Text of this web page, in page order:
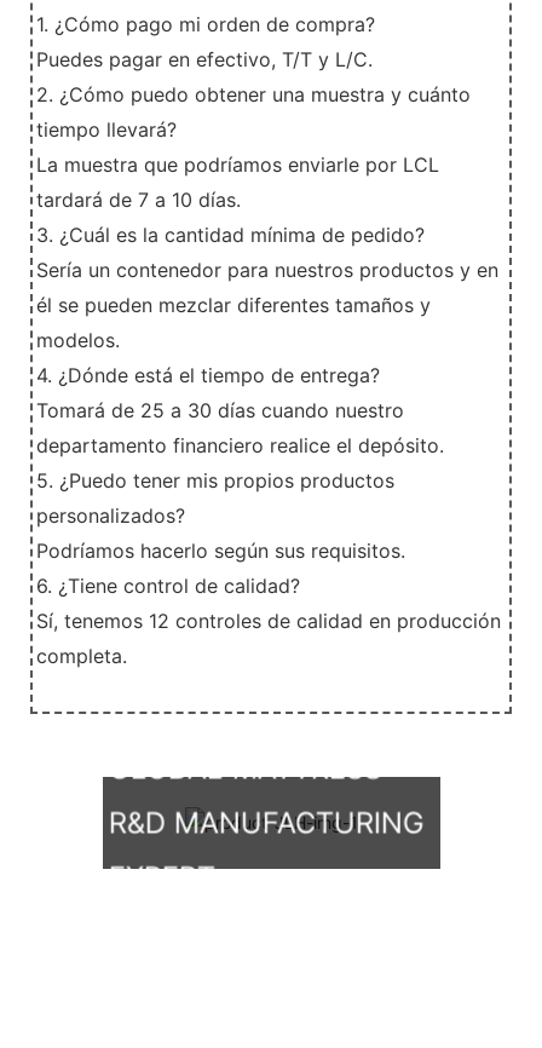
1. ¿Cómo pago mi orden de compra?
Puedes pagar en efectivo, T/T y L/C.
2. ¿Cómo puedo obtener una muestra y cuánto
tiempo llevará?
La muestra que podríamos enviarle por LCL
tardará de 7 a 10 días.
3. ¿Cuál es la cantidad mínima de pedido?
Sería un contenedor para nuestros productos y en
él se pueden mezclar diferentes tamaños y
modelos.
4. ¿Dónde está el tiempo de entrega?
Tomará de 25 a 30 días cuando nuestro
departamento financiero realice el depósito.
5. ¿Puedo tener mis propios productos
personalizados?
Podríamos hacerlo según sus requisitos.
6. ¿Tiene control de calidad?
Sí, tenemos 12 controles de calidad en producción
completa.
GLOBAL MATTRESS
R&D MANUFACTURING
EXPERT